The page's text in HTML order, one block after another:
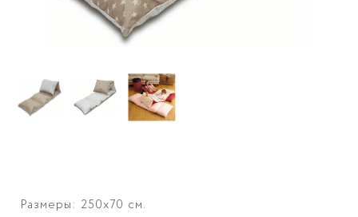
Размеры: 250х70 см.